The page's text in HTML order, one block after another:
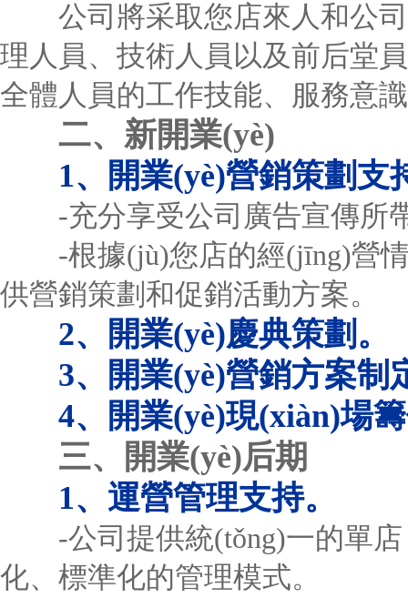
公司將采取您店來人和公司
理人員、技術人員以及前后堂
全體人員的工作技能、服務意
二、新開業(yè)
1、開業(yè)營銷策劃支
-充分享受公司廣告宣傳所
-根據(jù)您店的經(jīng)營情
供營銷策劃和促銷活動方案。
2、開業(yè)慶典策劃。
3、開業(yè)營銷方案制
4、開業(yè)現(xiàn)場
三、開業(yè)后期
1、運營管理支持。
-公司提供統(tǒng)一的單店
化、標準化的管理模式。